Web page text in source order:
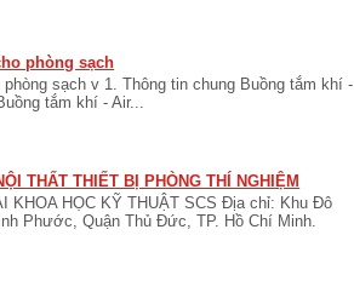
phòng sạch
sạch v 1. Thông tin chung Buồng tắm khí -
tắm khí - Air...
THẤT THIẾT BỊ PHÒNG THÍ NGHIỆM
KHOA HỌC KỸ THUẬT SCS Địa chỉ: Khu Đô
Phước, Quận Thủ Đức, TP. Hồ Chí Minh.